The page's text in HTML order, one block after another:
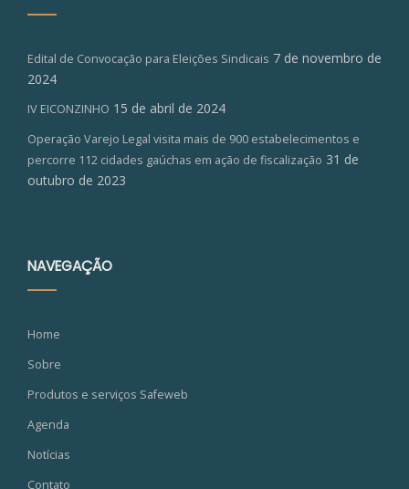
Edital de Convocação para Eleições Sindicais 7 de novembro de
2024
IV EICONZINHO 15 de abril de 2024
Operação Varejo Legal visita mais de 900 estabelecimentos e
percorre 112 cidades gaúchas em ação de fiscalização 31 de
outubro de 2023
NAVEGAÇÃO
Home
Sobre
Produtos e serviços Safeweb
Agenda
Notícias
Contato